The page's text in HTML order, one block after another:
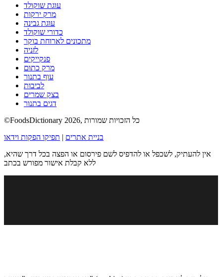
עוגת שוקולד
מרק ירקות
עוגת גבינה
כדורי שוקולד
מתכונים לארוחת בוקר
לזניה
פנקייקים
מרק כתום
עוף בתנור
לביבות
בצק שמרים
דגים בתנור
©FoodsDictionary 2026, כל הזכויות שמורות
בניית אתרים | תפיקו הפקות וידאו
אין להעתיק, לשכפל או להדפיס לשם פירסום או הפצה בכל דרך שהיא,
ללא קבלת אישור מפורש בכתב